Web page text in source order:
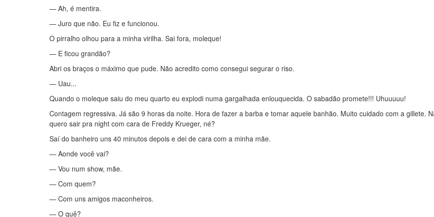
— Ah, é mentira.
— Juro que não. Eu fiz e funcionou.
O pirralho olhou para a minha virilha. Sai fora, moleque!
— E ficou grandão?
Abri os braços o máximo que pude. Não acredito como consegui segurar o riso.
— Uau...
Quando o moleque saiu do meu quarto eu explodi numa gargalhada enlouquecida. O sabadão promete!!! Uhuuuuu!
Contagem regressiva. Já são 9 horas da noite. Hora de fazer a barba e tomar aquele banhão. Muito cuidado com a gillete.
quero sair pra night com cara de Freddy Krueger, né?
Saí do banheiro uns 40 minutos depois e dei de cara com a minha mãe.
— Aonde você vai?
— Vou num show, mãe.
— Com quem?
— Com uns amigos maconheiros.
— O quê?